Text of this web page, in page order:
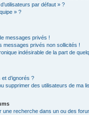
par défaut » ?
» ?
messages privés !
messages privés non sollicités !
indésirable de la part de
d’ignorés ?
supprimer des utilisateurs de ma
une recherche dans un ou des